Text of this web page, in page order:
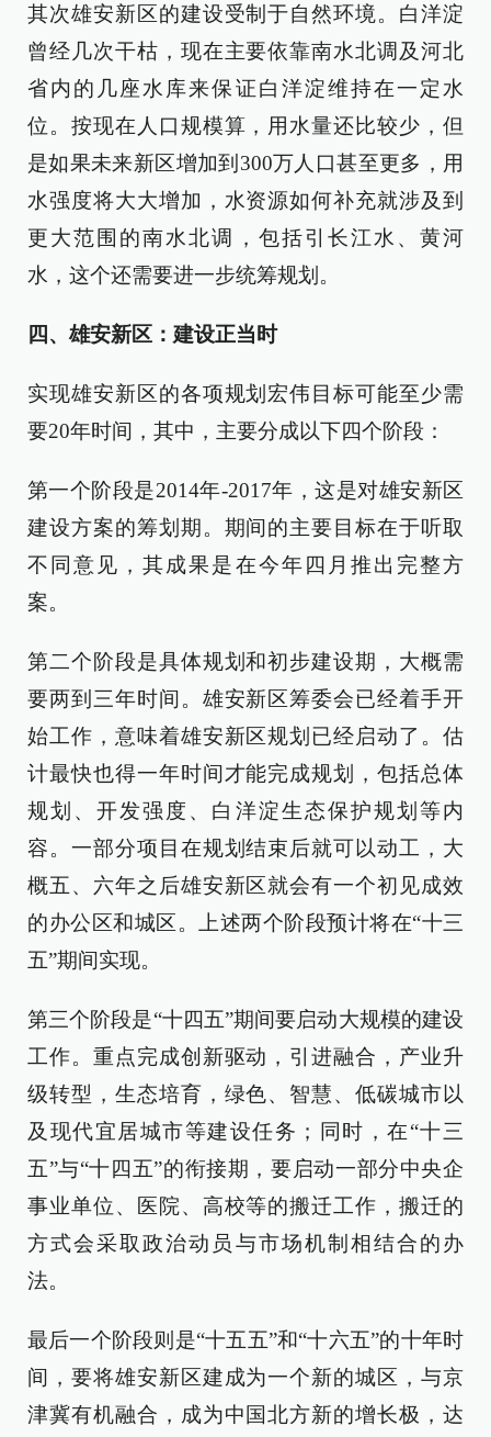
其次雄安新区的建设受制于自然环境。白洋淀
曾经几次干枯，现在主要依靠南水北调及河北
省内的几座水库来保证白洋淀维持在一定水
位。按现在人口规模算，用水量还比较少，但
是如果未来新区增加到300万人口甚至更多，用
水强度将大大增加，水资源如何补充就涉及到
更大范围的南水北调，包括引长江水、黄河
水，这个还需要进一步统筹规划。
四、雄安新区：建设正当时
实现雄安新区的各项规划宏伟目标可能至少需
要20年时间，其中，主要分成以下四个阶段：
第一个阶段是2014年-2017年，这是对雄安新区
建设方案的筹划期。期间的主要目标在于听取
不同意见，其成果是在今年四月推出完整方
案。
第二个阶段是具体规划和初步建设期，大概需
要两到三年时间。雄安新区筹委会已经着手开
始工作，意味着雄安新区规划已经启动了。估
计最快也得一年时间才能完成规划，包括总体
规划、开发强度、白洋淀生态保护规划等内
容。一部分项目在规划结束后就可以动工，大
概五、六年之后雄安新区就会有一个初见成效
的办公区和城区。上述两个阶段预计将在“十三
五”期间实现。
第三个阶段是“十四五”期间要启动大规模的建设
工作。重点完成创新驱动，引进融合，产业升
级转型，生态培育，绿色、智慧、低碳城市以
及现代宜居城市等建设任务；同时，在“十三
五”与“十四五”的衔接期，要启动一部分中央企
事业单位、医院、高校等的搬迁工作，搬迁的
方式会采取政治动员与市场机制相结合的办
法。
最后一个阶段则是“十五五”和“十六五”的十年时
间，要将雄安新区建成为一个新的城区，与京
津冀有机融合，成为中国北方新的增长极，达